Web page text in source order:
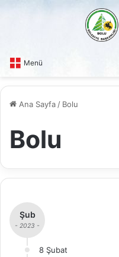
Menü
Ana Sayfa / Bolu
Bolu
Şub
- 2023 -
8 Şubat